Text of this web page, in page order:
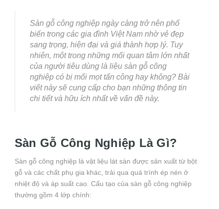
Sàn gỗ công nghiệp ngày càng trở nên phổ
biến trong các gia đình Việt Nam nhờ vẻ đẹp
sang trọng, hiện đại và giá thành hợp lý. Tuy
nhiên, một trong những mối quan tâm lớn nhất
của người tiêu dùng là liệu sàn gỗ công
nghiệp có bị mối mọt tấn công hay không? Bài
viết này sẽ cung cấp cho bạn những thông tin
chi tiết và hữu ích nhất về vấn đề này.
Sàn Gỗ Công Nghiệp Là Gì?
Sàn gỗ công nghiệp là vật liệu lát sàn được sản xuất từ bột
gỗ và các chất phụ gia khác, trải qua quá trình ép nén ở
nhiệt độ và áp suất cao. Cấu tạo của sàn gỗ công nghiệp
thường gồm 4 lớp chính: